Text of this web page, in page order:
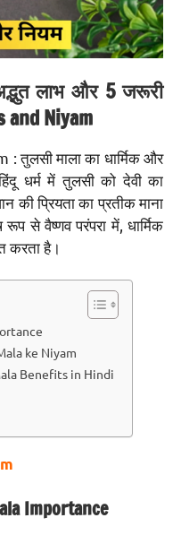
लाभ और 5 जरूरी
and Niyam
माला का धार्मिक और
धर्म में तुलसी को देवी का
की प्रियता का प्रतीक माना
से वैष्णव परंपरा में, धार्मिक
करता है।
ke Niyam
Benefits in Hindi
Importance